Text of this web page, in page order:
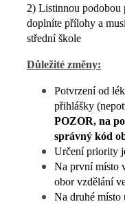
2) Listinnou podobou
doplníte přílohy a
střední škole
Důležité změny:
Potvrzení od
přihlášky
POZOR, na
správný kód
Určení priority
Na první místo
obor vzdělání
Na druhé místo